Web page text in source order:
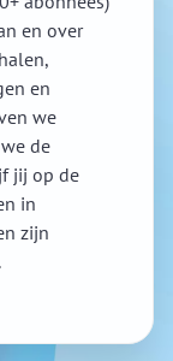
en over
en
we
de
jij op de
in
zijn